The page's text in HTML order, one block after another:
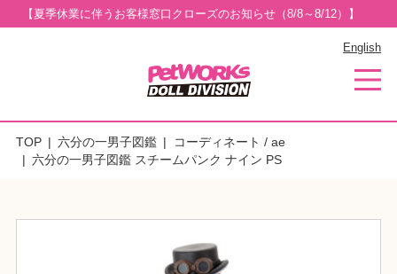
【夏季休業に伴うお客様窓口クローズのお知らせ（8/8～8/12）】
English
TOP 六分の一男子図鑑
コーディネート / ae
六分の一男子図鑑 スチームパンク ナイン PS